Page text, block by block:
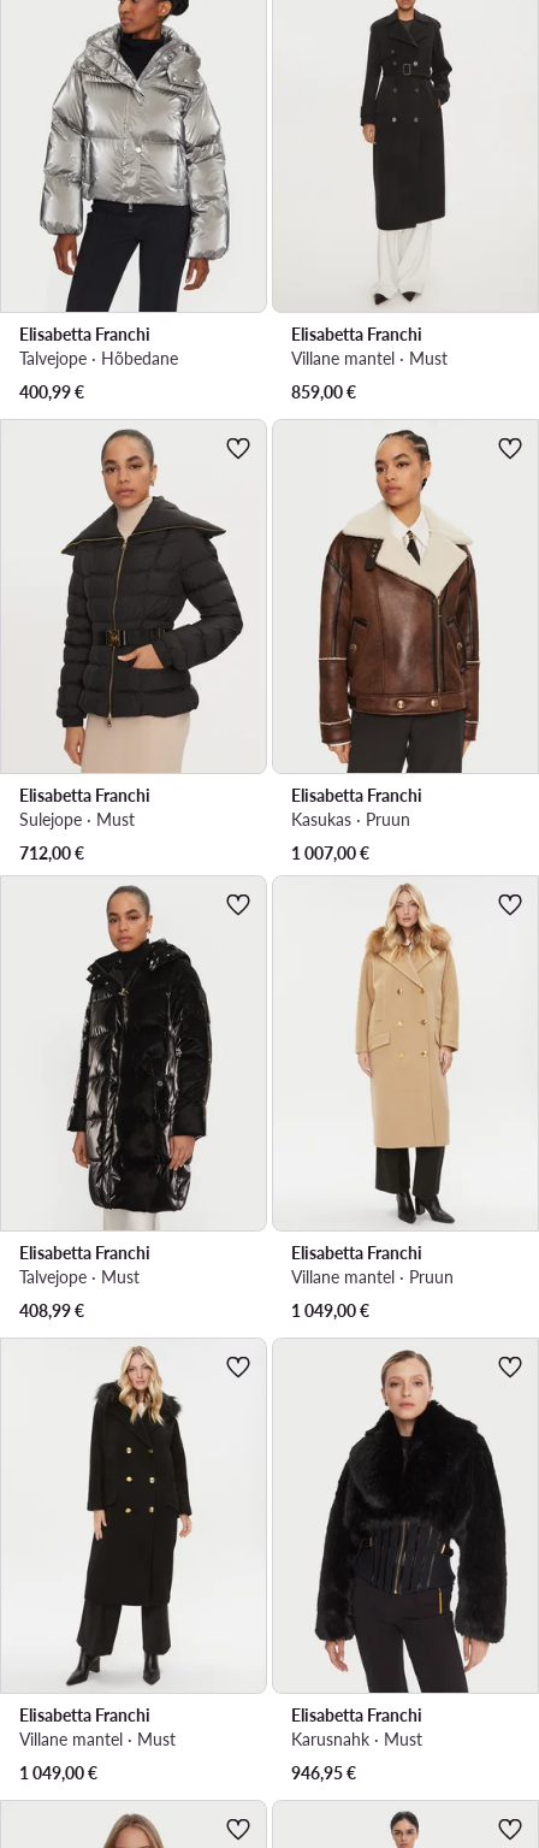
Elisabetta Franchi
Talvejope · Hõbedane
400,99€
Elisabetta Franchi
Villane mantel · Must
859,00€
Elisabetta Franchi
Sulejope · Must
712,00€
Elisabetta Franchi
Kasukas · Pruun
1 007,00€
Elisabetta Franchi
Talvejope · Must
408,99€
Elisabetta Franchi
Villane mantel · Pruun
1 049,00€
Elisabetta Franchi
Villane mantel · Must
1 049,00€
Elisabetta Franchi
Karusnahk · Must
946,95€